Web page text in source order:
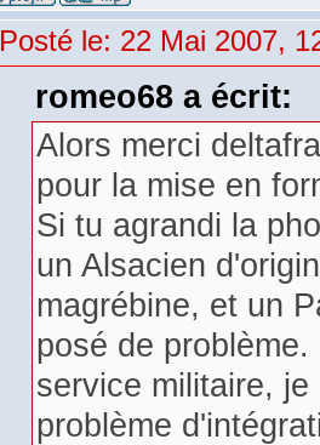
Posté le: 22 Mai 2007,
romeo68 a écrit:
Alors merci
pour la mise en
Si tu agrandi la
un Alsacien
magrébine, et un
posé de
service militaire,
problème